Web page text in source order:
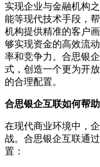
实现企业与金融机构
能等现代技术手段，
机构提供精准的客户
够实现资金的高效流
率和竞争力。合思银
式，创造一个更为开
的合理配置。
合思银企互联如何帮
在现代商业环境中，
战。合思银企互联通
置：